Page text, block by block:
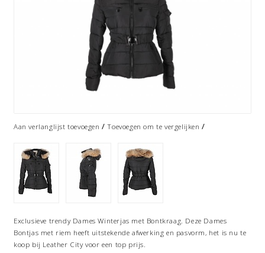
Aan verlanglijst toevoegen /Toevoegen om te vergelijken /
Exclusieve trendy Dames Winterjas met Bontkraag. Deze Dames
Bontjas met riem heeft uitstekende afwerking en pasvorm, het is nu te
koop bij Leather City voor een top prijs.